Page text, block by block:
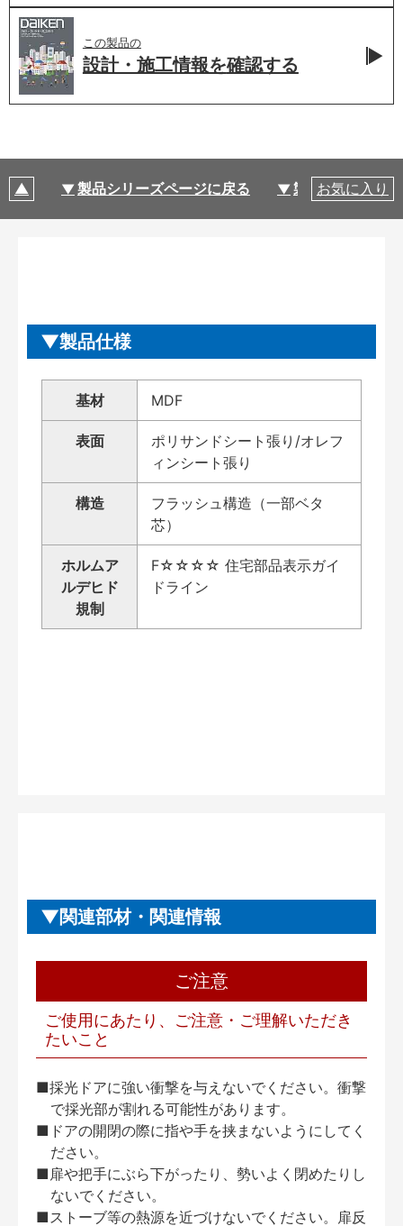
この製品の
設計・施工情報を確認する
製品シリーズページに戻る 製品仕様
お気に入り
製品仕様
基材 MDF
表面
ポリサンドシート張り/オレフ
ィンシート張り
構造
フラッシュ構造（一部ベタ
芯）
ホルムア
ルデヒド
規制
F☆☆☆☆ 住宅部品表示ガイ
ドライン
関連部材・関連情報
ご注意
ご使用にあたり、ご注意・ご理解いただき
たいこと
■採光ドアに強い衝撃を与えないでください。衝撃
で採光部が割れる可能性があります。
■ドアの開閉の際に指や手を挟まないようにしてく
ださい。
■扉や把手にぶら下がったり、勢いよく閉めたりし
ないでください。
■ストーブ等の熱源を近づけないでください。扉反